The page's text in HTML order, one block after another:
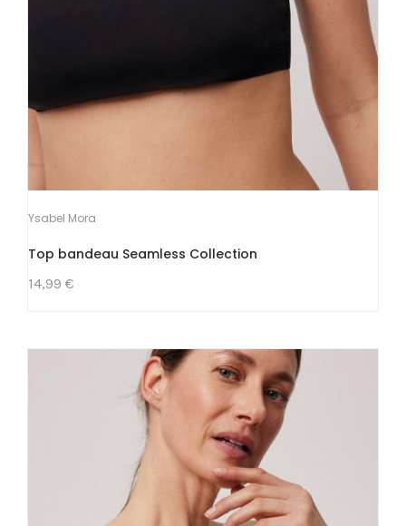
Ysabel Mora
Top bandeau Seamless Collection
14,99 €